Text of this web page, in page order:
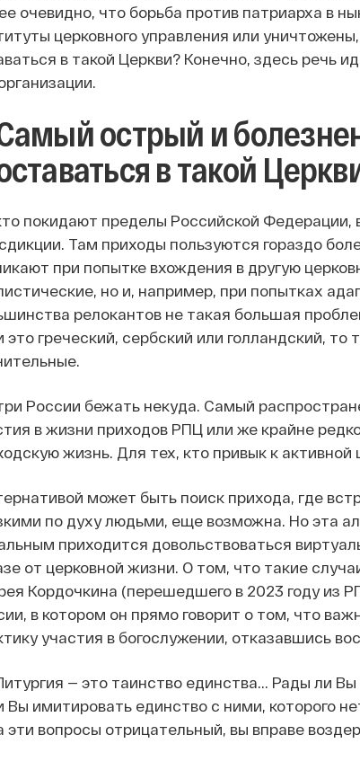
очевидно, что борьба против патриарха в
церковного управления или
в такой Церкви? Конечно, здесь речь
острый и
в такой
покидают пределы Российской Федерации,
Там приходы пользуются гораздо
при попытке вхождения в другую
но и, например, при попытках
релокантов не такая большая
это греческий, сербский или голландский,
России бежать некуда. Самый
в жизни приходов РПЦ или же крайне
жизнь. Для тех, кто привык к
может быть поиск прихода, где
по духу людьми, еще возможна. Но эта
приходится довольствоваться
от церковной жизни. О том, что такие
Кордочкина (перешедшего в 2023 году из
в котором он прямо говорит о том, что
участия в богослужении, отказавшись
— это таинство единства... Рады ли
Вы имитировать единство с ними, которого
эти вопросы отрицательный, вы вправе